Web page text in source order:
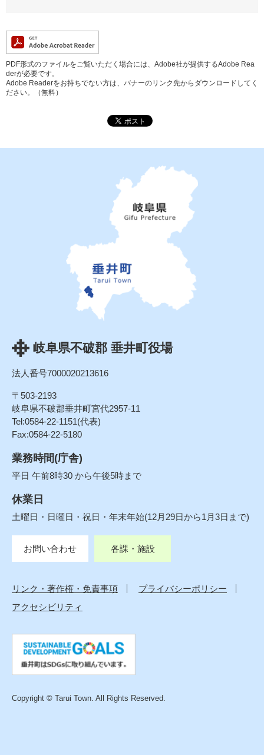
PDF形式のファイルをご覧いただく場合には、Adobe社が提供するAdobe Rea
derが必要です。
Adobe Readerをお持ちでない方は、バナーのリンク先からダウンロードしてく
ださい。（無料）
岐阜県不破郡 垂井町役場
法人番号7000020213616
〒503-2193
岐阜県不破郡垂井町宮代2957-11
Tel:0584-22-1151(代表)
Fax:0584-22-5180
業務時間(庁舎)
平日 午前8時30 から午後5時まで
休業日
土曜日・日曜日・祝日・年末年始(12月29日から1月3日まで)
お問い合わせ 各課・施設
リンク・著作権・免責事項
プライバシーポリシー
アクセシビリティ
Copyright © Tarui Town. All Rights Reserved.